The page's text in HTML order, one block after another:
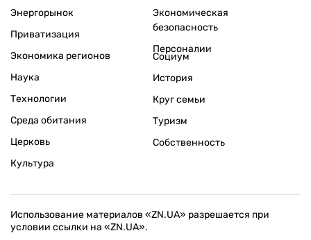
Энергорынок
Приватизация
Экономика регионов
Экономическая
безопасность
Персоналии
Наука
Технологии
Среда обитания
Церковь
Культура
Социум
История
Круг семьи
Туризм
Собственность
Использование материалов «ZN.UA» разрешается при
условии ссылки на «ZN.UA».